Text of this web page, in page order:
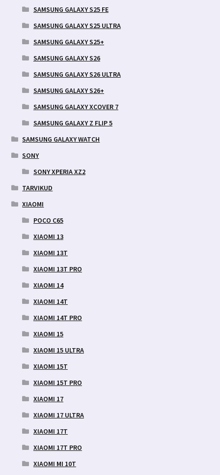
SAMSUNG GALAXY S25 FE
SAMSUNG GALAXY S25 ULTRA
SAMSUNG GALAXY S25+
SAMSUNG GALAXY S26
SAMSUNG GALAXY S26 ULTRA
SAMSUNG GALAXY S26+
SAMSUNG GALAXY XCOVER 7
SAMSUNG GALAXY Z FLIP 5
SAMSUNG GALAXY WATCH
SONY
SONY XPERIA XZ2
TARVIKUD
XIAOMI
POCO C65
XIAOMI 13
XIAOMI 13T
XIAOMI 13T PRO
XIAOMI 14
XIAOMI 14T
XIAOMI 14T PRO
XIAOMI 15
XIAOMI 15 ULTRA
XIAOMI 15T
XIAOMI 15T PRO
XIAOMI 17
XIAOMI 17 ULTRA
XIAOMI 17T
XIAOMI 17T PRO
XIAOMI MI 10T